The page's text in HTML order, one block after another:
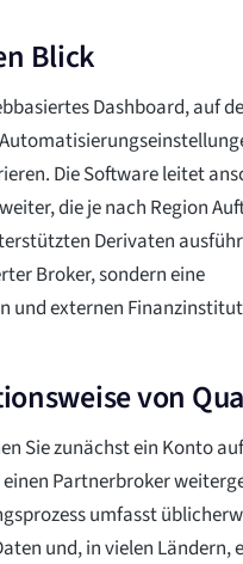
Blick
Dashboard, auf
Die Software leitet
die je nach Region
Derivaten
Broker, sondern eine
und externen
von
Sie zunächst ein Konto
Partnerbroker
umfasst
und, in vielen Ländern,